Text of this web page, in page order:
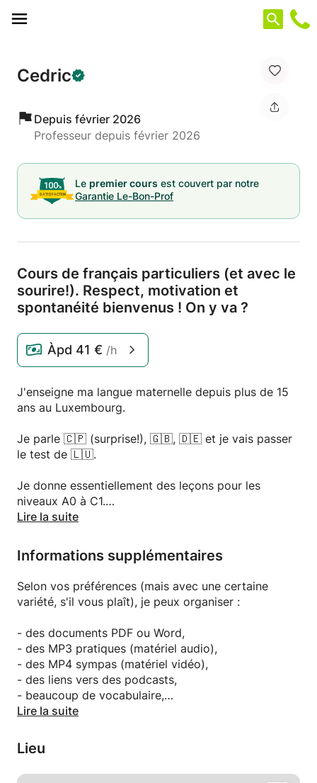
Cedric
Depuis février 2026
Professeur depuis février 2026
Le premier cours est couvert par notre
Garantie Le-Bon-Prof
Cours de français particuliers (et avec le
sourire!). Respect, motivation et
spontanéité bienvenus ! On y va ?
Àpd 41 € /h
J'enseigne ma langue maternelle depuis plus de 15
ans au Luxembourg.
Je parle 🇨🇵 (surprise!), 🇬🇧, 🇩🇪 et je vais passer
le test de 🇱🇺.
Je donne essentiellement des leçons pour les
niveaux A0 à C1.
Je donne des cours d'appui/de soutien scolaire, de
Je propose des 'packs' similaires aux programmes
de différentes écoles de langues au Luxembourg.
Vous pouvez aussi décider de votre "menu" en
fonction de vos besoins.
J'adore les langues, les cultures étrangères, les
échanges, les relations sociales et ... je suis très
motivé de participer à vos progrès en français 🤓😇
Lire la suite
Informations supplémentaires
Selon vos préférences (mais avec une certaine
variété, s'il vous plaît), je peux organiser :
- des documents PDF ou Word,
- des MP3 pratiques (matériel audio),
- des MP4 sympas (matériel vidéo),
- des liens vers des podcasts,
- beaucoup de vocabulaire,
- et/ou des sorties physiques avec interactions
de parler!)
Lire la suite
Lieu